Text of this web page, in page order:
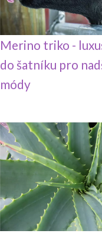
Merino triko -
do šatníku pro
módy